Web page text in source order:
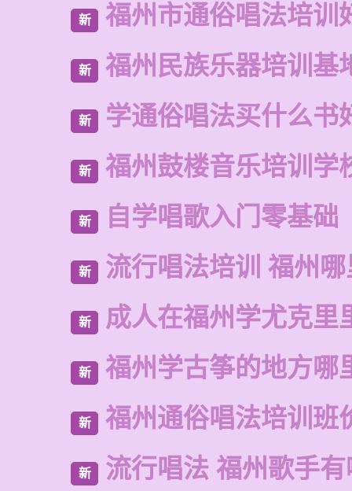
新 福州市通俗唱法培训
新 福州民族乐器培训基
新 学通俗唱法买什么书
新 福州鼓楼音乐培训学
新 自学唱歌入门零基础
新 流行唱法培训 福州
新 成人在福州学尤克里
新 福州学古筝的地方哪
新 福州通俗唱法培训班
新 流行唱法 福州歌手